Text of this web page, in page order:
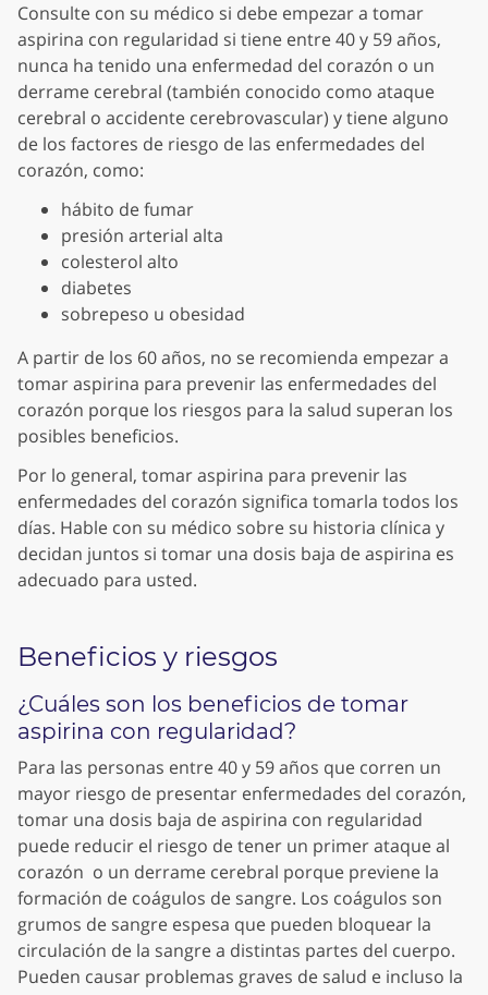
Consulte con su médico si debe empezar a tomar
aspirina con regularidad si tiene entre 40 y 59 años,
nunca ha tenido una enfermedad del corazón o un
derrame cerebral (también conocido como ataque
cerebral o accidente cerebrovascular) y tiene alguno
de los factores de riesgo de las enfermedades del
corazón, como:
hábito de fumar
presión arterial alta
colesterol alto
diabetes
sobrepeso u obesidad
A partir de los 60 años, no se recomienda empezar a
tomar aspirina para prevenir las enfermedades del
corazón porque los riesgos para la salud superan los
posibles beneficios.
Por lo general, tomar aspirina para prevenir las
enfermedades del corazón significa tomarla todos los
días. Hable con su médico sobre su historia clínica y
decidan juntos si tomar una dosis baja de aspirina es
adecuado para usted.
Beneficios y riesgos
¿Cuáles son los beneficios de tomar
aspirina con regularidad?
Para las personas entre 40 y 59 años que corren un
mayor riesgo de presentar enfermedades del corazón,
tomar una dosis baja de aspirina con regularidad
puede reducir el riesgo de tener un primer ataque al
corazón o un derrame cerebral porque previene la
formación de coágulos de sangre. Los coágulos son
grumos de sangre espesa que pueden bloquear la
circulación de la sangre a distintas partes del cuerpo.
Pueden causar problemas graves de salud e incluso la